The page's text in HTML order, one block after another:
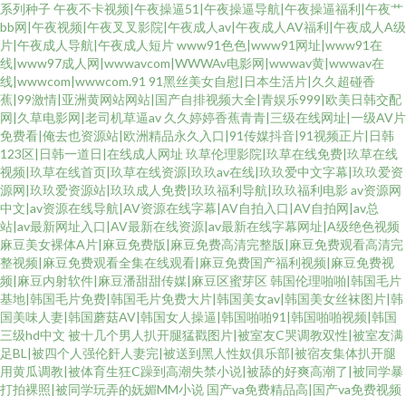
系列种子午夜不卡视频|午夜操逼51|午夜操逼导航|午夜操逼福利|午夜艹
bb网|午夜视频|午夜叉叉影院|午夜成人av|午夜成人AV福利|午夜成人A级
片|午夜成人导航|午夜成人短片www91色色|www91网址|www91在
线|www97成人网|wwwavcom|WWWAv电影网|wwwav黄|wwwav在
线|wwwcom|wwwcom.91 91黑丝美女自慰|日本生活片|久久超碰香
蕉|99激情|亚洲黄网站网站|国产自排视频大全|青娱乐999|欧美日韩交配
网|久草电影网|老司机草逼av 久久婷婷香蕉青青|三级在线网址|一级AV片
免费看|俺去也资源站|欧洲精品永久入口|91传媒抖音|91视频正片|日韩
123区|日韩一道日|在线成人网址 玖草伦理影院|玖草在线免费|玖草在线
视频|玖草在线首页|玖草在线资源|玖玖av在线|玖玖爱中文字幕|玖玖爱资
源网|玖玖爱资源站|玖玖成人免费|玖玖福利导航|玖玖福利电影 av资源网
中文|av资源在线导航|AV资源在线字幕|AV自拍入口|AV自拍网|av总
站|av最新网址入口|AV最新在线资源|av最新在线字幕网址|A级绝色视频
麻豆美女裸体A片|麻豆免费版|麻豆免费高清完整版|麻豆免费观看高清完
整视频|麻豆免费观看全集在线观看|麻豆免费国产福利视频|麻豆免费视
频|麻豆内射软件|麻豆潘甜甜传媒|麻豆区蜜芽区 韩国伦理啪啪|韩国毛片
基地|韩国毛片免费|韩国毛片免费大片|韩国美女av|韩国美女丝袜图片|韩
国美味人妻|韩国蘑菇AV|韩国女人操逼|韩国啪啪91|韩国啪啪视频|韩国
三级hd中文 被十几个男人扒开腿猛戳图片|被室友C哭调教双性|被室友满
足BL|被四个人强伦姧人妻完|被送到黑人性奴俱乐部|被宿友集体扒开腿
用黄瓜调教|被体育生狂C躁到高潮失禁小说|被舔的好爽高潮了|被同学暴
打拍裸照|被同学玩弄的妩媚MM小说 国产va免费精品高|国产va免费视频